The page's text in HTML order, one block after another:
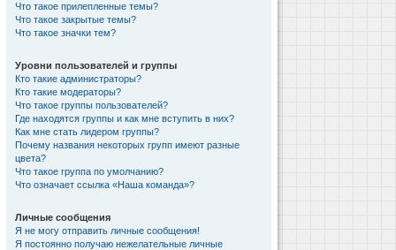
Что такое прилепленные темы?
Что такое закрытые темы?
Что такое значки тем?
Уровни пользователей и группы
Кто такие администраторы?
Кто такие модераторы?
Что такое группы пользователей?
Где находятся группы и как мне вступить в них?
Как мне стать лидером группы?
Почему названия некоторых групп имеют разные
цвета?
Что такое группа по умолчанию?
Что означает ссылка «Наша команда»?
Личные сообщения
Я не могу отправить личные сообщения!
Я постоянно получаю нежелательные личные